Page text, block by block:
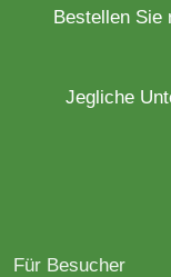
Bestellen Sie
Jegliche
Für Besucher